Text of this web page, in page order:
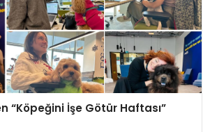
“Köpeğini İşe Götür Haftası”